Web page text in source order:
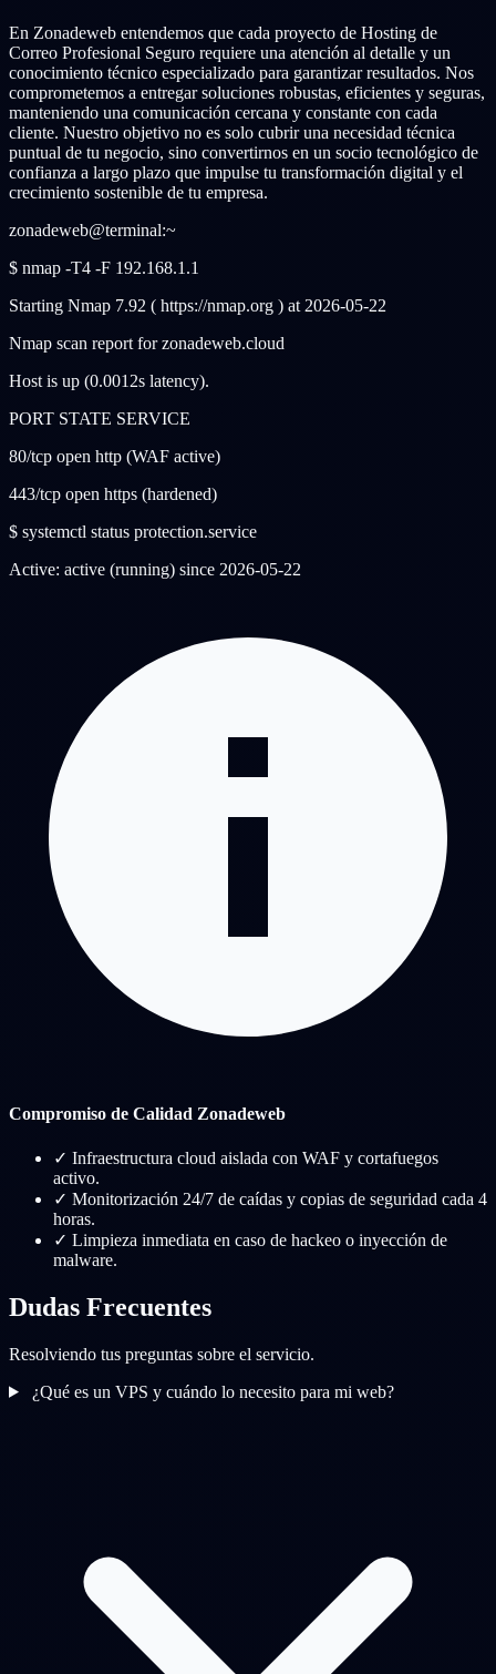
En Zonadeweb entendemos que cada proyecto de Hosting de
Correo Profesional Seguro requiere una atención al detalle y un
conocimiento técnico especializado para garantizar resultados. Nos
comprometemos a entregar soluciones robustas, eficientes y seguras,
manteniendo una comunicación cercana y constante con cada
cliente. Nuestro objetivo no es solo cubrir una necesidad técnica
puntual de tu negocio, sino convertirnos en un socio tecnológico de
confianza a largo plazo que impulse tu transformación digital y el
crecimiento sostenible de tu empresa.
zonadeweb@terminal:~
$ nmap -T4 -F 192.168.1.1
Starting Nmap 7.92 ( https://nmap.org ) at 2026-05-22
Nmap scan report for zonadeweb.cloud
Host is up (0.0012s latency).
PORT STATE SERVICE
80/tcp open http (WAF active)
443/tcp open https (hardened)
$ systemctl status protection.service
Active: active (running) since 2026-05-22
Compromiso de Calidad Zonadeweb
✓ Infraestructura cloud aislada con WAF y cortafuegos
activo.
✓ Monitorización 24/7 de caídas y copias de seguridad cada 4
horas.
✓ Limpieza inmediata en caso de hackeo o inyección de
malware.
Dudas Frecuentes
Resolviendo tus preguntas sobre el servicio.
¿Qué es un VPS y cuándo lo necesito para mi web?